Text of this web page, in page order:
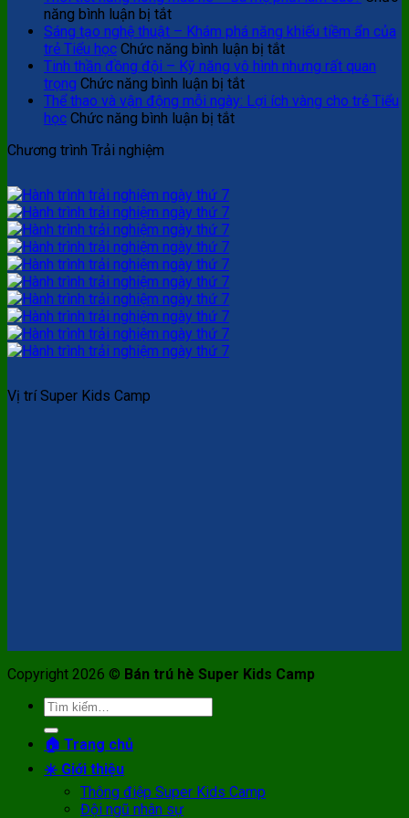
năng bình luận bị tắtở
Thời
tiết
nắng
nóng
mùa
hè
phải
làm
sao?
Sáng tạo nghệ thuật – Khám phá năng khiếu tiềm ẩn của
trẻ Tiểu học Chức năng bình luận bị tắtở
Sáng
nghệ
Tinh thần đồng đội – Kỹ năng vô hình nhưng rất quan
trọng Chức năng bình luận bị tắtở
Tinh
Thể thao và vận động mỗi ngày: Lợi ích vàng cho trẻ Tiểu
học Chức năng bình luận bị tắtở
Chương trình Trải nghiệm
Vị trí Super Kids Camp
Copyright 2026 © Bán trú hè Super Kids Camp
Tìm
kiếm:
🏠 Trang chủ
☀️ Giới thiệu
Thông điệp Super Kids Camp
Đội ngũ nhân sự